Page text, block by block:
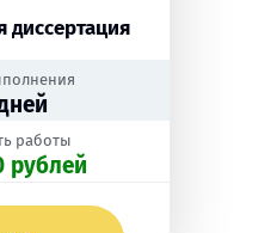
диссертация
работы
рублей